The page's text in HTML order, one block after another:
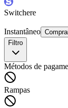
Switchere
Instantâneo
Filtro
Métodos de
Rampas